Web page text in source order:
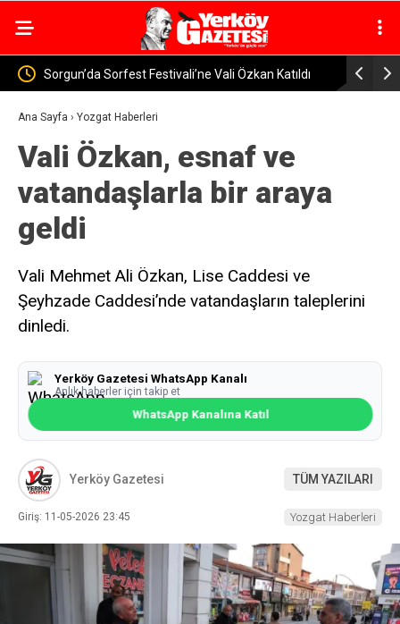
Özkan Katıldı Yozgat’ta Jandarma Baraj ve Göletlerde Güvenlik
Denetimi
Ana Sayfa › Yozgat Haberleri
Vali Özkan, esnaf ve
vatandaşlarla bir araya
geldi
Vali Mehmet Ali Özkan, Lise Caddesi ve
Şeyhzade Caddesi’nde vatandaşların taleplerini
dinledi.
Yerköy Gazetesi WhatsApp Kanalı
Anlık haberler için takip et
WhatsApp Kanalına Katıl
Yerköy Gazetesi TÜM YAZILARI
Giriş: 11-05-2026 23:45 Yozgat Haberleri